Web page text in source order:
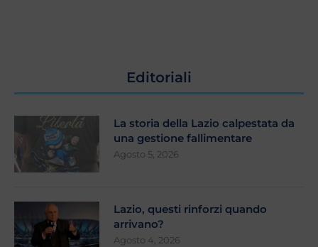
Editoriali
La storia della Lazio calpestata da
una gestione fallimentare
Agosto 5, 2026
Lazio, questi rinforzi quando
arrivano?
Agosto 4, 2026